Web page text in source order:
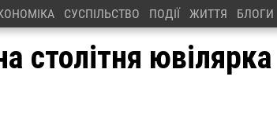
СУСПІЛЬСТВО ПОДІЇ ЖИТТЯ БЛОГИ
столітня ювілярка